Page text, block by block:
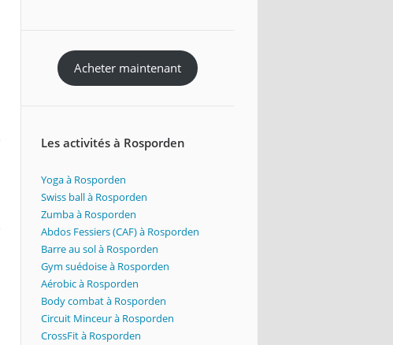
Acheter maintenant
Les activités à Rosporden
Yoga à Rosporden
Swiss ball à Rosporden
Zumba à Rosporden
Abdos Fessiers (CAF) à Rosporden
Barre au sol à Rosporden
Gym suédoise à Rosporden
Aérobic à Rosporden
Body combat à Rosporden
Circuit Minceur à Rosporden
CrossFit à Rosporden